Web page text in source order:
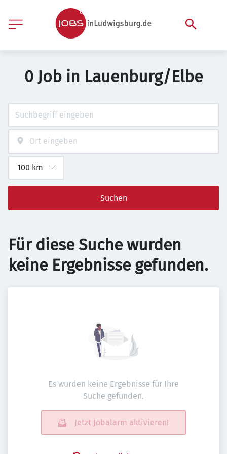
0 Job in Lauenburg/Elbe
Suchen
Für diese Suche wurden
keine Ergebnisse gefunden.
Es wurden keine Ergebnisse für Ihre
Suche gefunden.
Jetzt Jobalarm aktivieren!